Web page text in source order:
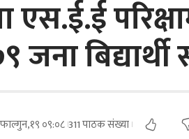
एस.ई.ई
०९:०८ 311 पाठक संख्या